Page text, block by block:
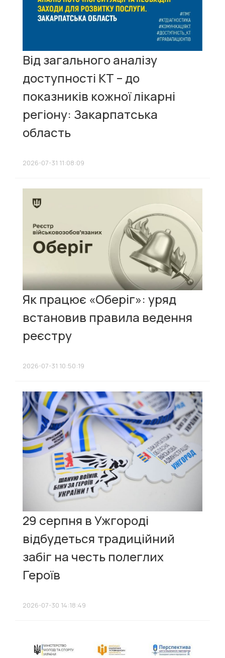
Від загального аналізу
доступності КТ – до
показників кожної лікарні
регіону: Закарпатська
область
2026-07-31 11:08:09
Як працює «Оберіг»: уряд
встановив правила ведення
реєстру
2026-07-31 10:50:19
29 серпня в Ужгороді
відбудеться традиційний
забіг на честь полеглих
Героїв
2026-07-30 14:18:49